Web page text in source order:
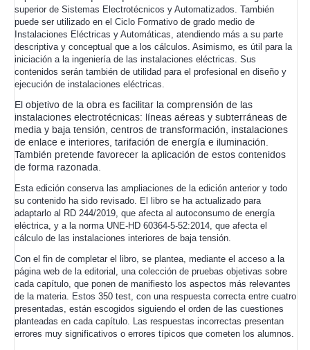
superior de Sistemas Electrotécnicos y Automatizados. También
puede ser utilizado en el Ciclo Formativo de grado medio de
Instalaciones Eléctricas y Automáticas, atendiendo más a su parte
descriptiva y conceptual que a los cálculos. Asimismo, es útil para la
iniciación a la ingeniería de las instalaciones eléctricas. Sus
contenidos serán también de utilidad para el profesional en diseño y
ejecución de instalaciones eléctricas.
El objetivo de la obra es facilitar la comprensión de las
instalaciones electrotécnicas: líneas aéreas y subterráneas de
media y baja tensión, centros de transformación, instalaciones
de enlace e interiores, tarifación de energía e iluminación.
También pretende favorecer la aplicación de estos contenidos
de forma razonada.
Esta edición conserva las ampliaciones de la edición anterior y todo
su contenido ha sido revisado. El libro se ha actualizado para
adaptarlo al RD 244/2019, que afecta al autoconsumo de energía
eléctrica, y a la norma UNE-HD 60364-5-52:2014, que afecta el
cálculo de las instalaciones interiores de baja tensión.
Con el fin de completar el libro, se plantea, mediante el acceso a la
página web de la editorial, una colección de pruebas objetivas sobre
cada capítulo, que ponen de manifiesto los aspectos más relevantes
de la materia. Estos 350 test, con una respuesta correcta entre cuatro
presentadas, están escogidos siguiendo el orden de las cuestiones
planteadas en cada capítulo. Las respuestas incorrectas presentan
errores muy significativos o errores típicos que cometen los alumnos.